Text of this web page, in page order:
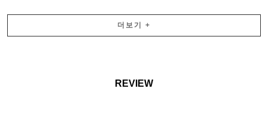
더보기 +
REVIEW